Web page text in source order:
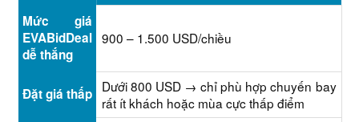
Mức giá
EVABidDeal
dễ thắng
900 – 1.500 USD/chiều
Đặt giá thấp
Dưới 800 USD → chỉ phù hợp chuyến bay
rất ít khách hoặc mùa cực thấp điểm